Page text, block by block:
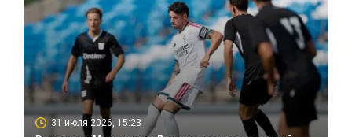
31 июля 2026, 15:23